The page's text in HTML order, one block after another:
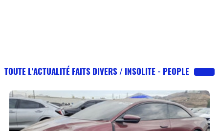
TOUTE L'ACTUALITÉ FAITS DIVERS / INSOLITE - PEOPLE